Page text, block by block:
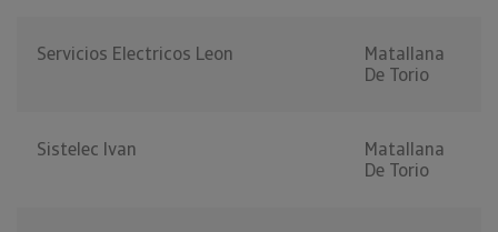
Servicios Electricos Leon
Matallana
De Torio
Sistelec Ivan
Matallana
De Torio